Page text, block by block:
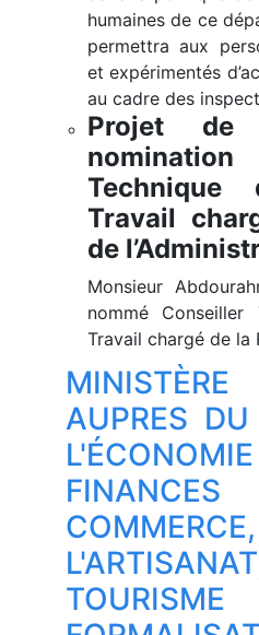
humaines de ce
permettra aux
et expérimentés
au cadre des
Projet de
Travail
de
Monsieur
nommé
Travail chargé de la
AUPRES
FINANCES